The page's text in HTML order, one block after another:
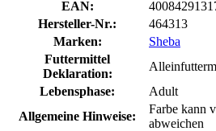
EAN:
Hersteller-Nr.:
464313
Marken:
Sheba
Futtermittel
Deklaration:
Lebensphase:
Adult
Allgemeine Hinweise:
Farbe kann
abweichen